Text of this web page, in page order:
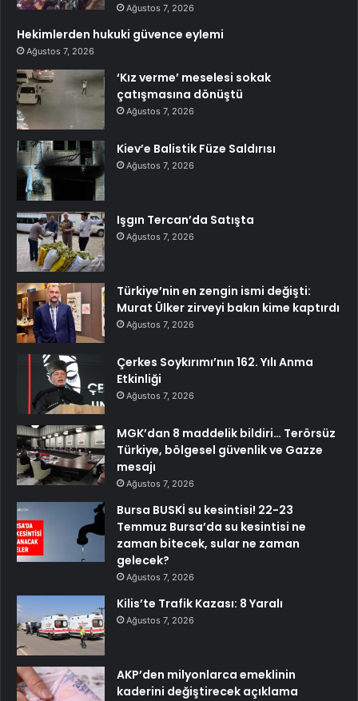
Ağustos 7, 2026
Hekimlerden hukuki güvence eylemi
Ağustos 7, 2026
‘Kız verme’ meselesi sokak
çatışmasına dönüştü
Ağustos 7, 2026
Kiev’e Balistik Füze Saldırısı
Ağustos 7, 2026
Işgın Tercan’da Satışta
Ağustos 7, 2026
Türkiye’nin en zengin ismi değişti:
Murat Ülker zirveyi bakın kime kaptırdı
Ağustos 7, 2026
Çerkes Soykırımı’nın 162. Yılı Anma
Etkinliği
Ağustos 7, 2026
MGK’dan 8 maddelik bildiri… Terörsüz
Türkiye, bölgesel güvenlik ve Gazze
mesajı
Ağustos 7, 2026
Bursa BUSKİ su kesintisi! 22-23
Temmuz Bursa’da su kesintisi ne
zaman bitecek, sular ne zaman
gelecek?
Ağustos 7, 2026
Kilis’te Trafik Kazası: 8 Yaralı
Ağustos 7, 2026
AKP’den milyonlarca emeklinin
kaderini değiştirecek açıklama